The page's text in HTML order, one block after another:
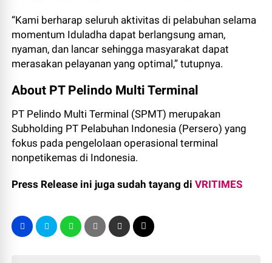
“Kami berharap seluruh aktivitas di pelabuhan selama
momentum Iduladha dapat berlangsung aman,
nyaman, dan lancar sehingga masyarakat dapat
merasakan pelayanan yang optimal,” tutupnya.
About PT Pelindo Multi Terminal
PT Pelindo Multi Terminal (SPMT) merupakan
Subholding PT Pelabuhan Indonesia (Persero) yang
fokus pada pengelolaan operasional terminal
nonpetikemas di Indonesia.
Press Release ini juga sudah tayang diVRITIMES